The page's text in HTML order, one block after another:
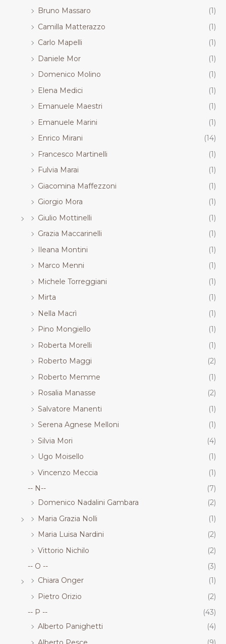
Bruno Massaro
(1)
Camilla Matterazzo
(1)
Carlo Mapelli
(1)
Daniele Mor
(1)
Domenico Molino
(1)
Elena Medici
(1)
Emanuele Maestri
(1)
Emanuele Marini
(1)
Enrico Mirani
(14)
Francesco Martinelli
(1)
Fulvia Marai
(1)
Giacomina Maffezzoni
(1)
Giorgio Mora
(1)
Giulio Mottinelli
(1)
Grazia Maccarinelli
(1)
Ileana Montini
(1)
Marco Menni
(1)
Michele Torreggiani
(1)
Mirta
(1)
Nella Macrì
(1)
Pino Mongiello
(1)
Roberta Morelli
(1)
Roberto Maggi
(2)
Roberto Memme
(1)
Rosalia Manasse
(2)
Salvatore Manenti
(1)
Serena Agnese Melloni
(1)
Silvia Mori
(4)
Ugo Moisello
(1)
Vincenzo Meccia
(1)
-- N--
(7)
Domenico Nadalini Gambara
(2)
Maria Grazia Nolli
(1)
Maria Luisa Nardini
(2)
Vittorio Nichilo
(2)
-- O --
(3)
Chiara Onger
(1)
Pietro Orizio
(2)
-- P --
(43)
Alberto Panighetti
(4)